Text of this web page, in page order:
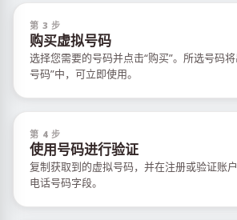
第 3 步
购买虚拟号码
选择您需要的号码并点击“购买”。所选号码
号码”中，可立即使用。
第 4 步
使用号码进行验证
复制获取到的虚拟号码，并在注册或验证账
电话号码字段。